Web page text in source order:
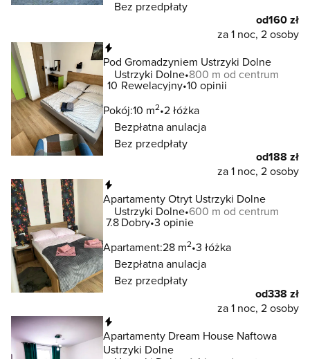
Bez przedpłaty
od160 zł
za 1 noc, 2 osoby
Pod Gromadzyniem Ustrzyki Dolne
Ustrzyki Dolne 800 m od centrum
10 Rewelacyjny 10 opinii
Pokój:10 m2 2 łóżka
Bezpłatna anulacja
Bez przedpłaty
od188 zł
za 1 noc, 2 osoby
Apartamenty Otryt Ustrzyki Dolne
Ustrzyki Dolne 600 m od centrum
7.8 Dobry 3 opinie
Apartament:28 m2 3 łóżka
Bezpłatna anulacja
Bez przedpłaty
od338 zł
za 1 noc, 2 osoby
Apartamenty Dream House Naftowa
Ustrzyki Dolne